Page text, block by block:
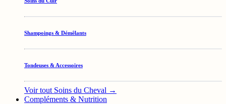
Shampoings & Démêlants
Tondeuses & Accessoires
Voir tout Soins du Cheval →
Compléments & Nutrition